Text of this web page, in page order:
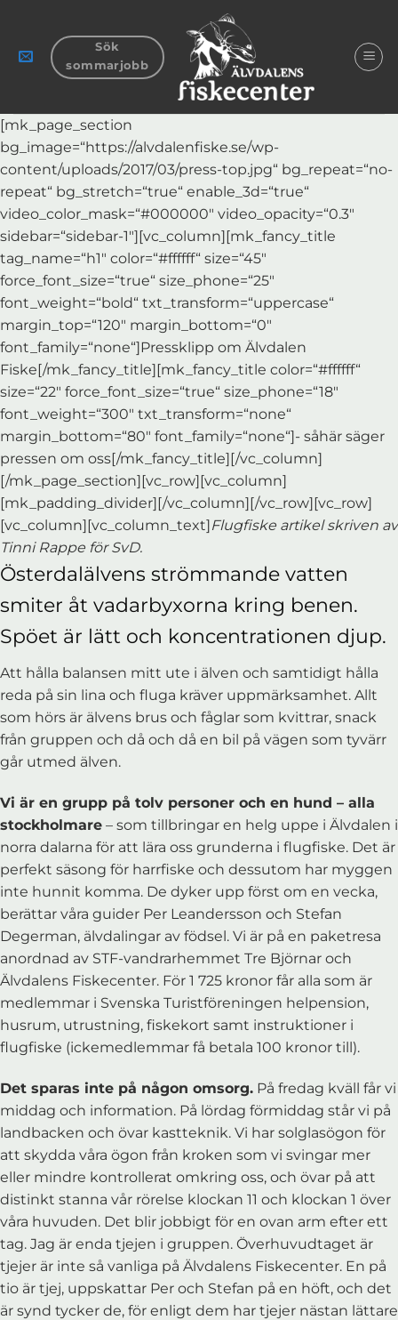
springen
Sök
sommarjobb
[mk_page_section
bg_image=“https://alvdalenfiske.se/wp-
content/uploads/2017/03/press-top.jpg“ bg_repeat=“no-
repeat“ bg_stretch=“true“ enable_3d=“true“
video_color_mask=“#000000″ video_opacity=“0.3″
sidebar=“sidebar-1″][vc_column][mk_fancy_title
tag_name=“h1″ color=“#ffffff“ size=“45″
force_font_size=“true“ size_phone=“25″
font_weight=“bold“ txt_transform=“uppercase“
margin_top=“120″ margin_bottom=“0″
font_family=“none“]Pressklipp om Älvdalen
Fiske[/mk_fancy_title][mk_fancy_title color=“#ffffff“
size=“22″ force_font_size=“true“ size_phone=“18″
font_weight=“300″ txt_transform=“none“
margin_bottom=“80″ font_family=“none“]- såhär säger
pressen om oss[/mk_fancy_title][/vc_column]
[/mk_page_section][vc_row][vc_column]
[mk_padding_divider][/vc_column][/vc_row][vc_row]
[vc_column][vc_column_text]Flugfiske artikel skriven av
Tinni Rappe för SvD.
Österdalälvens strömmande vatten
smiter åt vadarbyxorna kring benen.
Spöet är lätt och koncentrationen djup.
Att hålla balansen mitt ute i älven och samtidigt hålla
reda på sin lina och fluga kräver uppmärksamhet. Allt
som hörs är älvens brus och fåglar som kvittrar, snack
från gruppen och då och då en bil på vägen som tyvärr
går utmed älven.
Vi är en grupp på tolv personer och en hund – alla
stockholmare – som tillbringar en helg uppe i Älvdalen i
norra dalarna för att lära oss grunderna i flugfiske. Det är
perfekt säsong för harrfiske och dessutom har myggen
inte hunnit komma. De dyker upp först om en vecka,
berättar våra guider Per Leandersson och Stefan
Degerman, älvdalingar av födsel. Vi är på en paketresa
anordnad av STF-vandrarhemmet Tre Björnar och
Älvdalens Fiskecenter. För 1 725 kronor får alla som är
medlemmar i Svenska Turistföreningen helpension,
husrum, utrustning, fiskekort samt instruktioner i
flugfiske (ickemedlemmar få betala 100 kronor till).
Det sparas inte på någon omsorg. På fredag kväll får vi
middag och information. På lördag förmiddag står vi på
landbacken och övar kastteknik. Vi har solglasögon för
att skydda våra ögon från kroken som vi svingar mer
eller mindre kontrollerat omkring oss, och övar på att
distinkt stanna vår rörelse klockan 11 och klockan 1 över
våra huvuden. Det blir jobbigt för en ovan arm efter ett
tag. Jag är enda tjejen i gruppen. Överhuvudtaget är
tjejer är inte så vanliga på Älvdalens Fiskecenter. En på
tio är tjej, uppskattar Per och Stefan på en höft, och det
är synd tycker de, för enligt dem har tjejer nästan lättare